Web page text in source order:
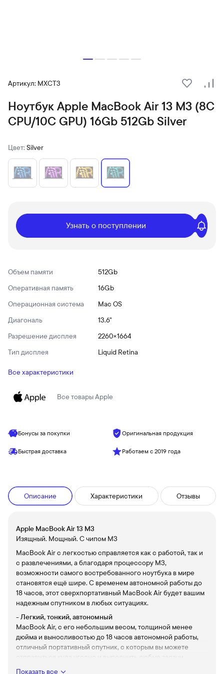
Артикул: MXCT3
В
Ноутбук Apple MacBook Air 13 M3 (8C
CPU/10C GPU) 16Gb 512Gb Silver
Цвет: Silver
Узнать о поступлении
Объем памяти
512Gb
Оперативная память
16Gb
Операционная система
Mac OS
Диагональ
13.6"
Разрешение дисплея
2260×1664
Тип дисплея
Liquid Retina
Все характеристики
Все товарыApple
Бонусы за покупки Оригинальная продукция
Быстрая доставка Работаем с 2019 года
Описание Характеристики Отзывы
Apple MacBook Air 13 M3
Изящный. Мощный. С чипом МЗ
MacBook Air с легкостью справляется как с работой, так и
с развлечениями, а благодаря процессору МЗ,
возможности самого востребованного ноутбука в мире
становятся ещё шире. С временем автономной работы до
18 часов, этот сверхпортативный MacBook Air будет вашим
надежным спутником в любых ситуациях.
- Легкий, тонкий, автономный
MacBook Air, с его небольшим весом, толщиной менее
дюйма и выносливостью до 18 часов автономной работы,
отличный портативный спутник, с которым вы можете
отправиться куда угодно и выполнить любые задачи.
С заботой о планете
Показать все